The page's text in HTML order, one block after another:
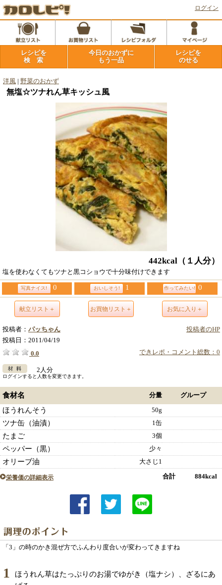
ログイン
レシピを
検 索
今日のおかずに
もう一品
レシピを
のせる
洋風 野菜のおかず
無塩☆ツナれん草キッシュ風
442kcal （１人分）
塩を使わなくてもツナと黒コショウで十分味付けできます
写真ナイス! 0 おいしそう! 1 作ってみたい! 0
献立リスト＋ お買物リスト＋ お気に入り＋
投稿者のHP
投稿者： パッちゃん
投稿日： 2011/04/19
できレポ・コメント総数：0
0.0
2人分
ログインすると人数を変更できます。
食材名 分量 グループ
ほうれんそう 50g
ツナ缶（油漬） 1缶
たまご 3個
ペッパー（黒） 少々
オリーブ油 大さじ1
栄養価の詳細表示 合計 884kcal
「3」の時のかき混ぜ方でふんわり度合いが変わってきますね
1
ほうれん草はたっぷりのお湯でゆがき（塩ナシ）、ざるにあ